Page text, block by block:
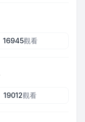
16945觀看
19012觀看